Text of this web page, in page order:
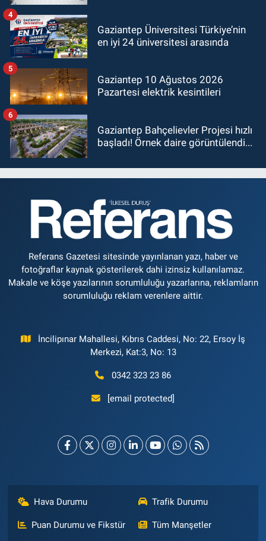
Gaziantep Üniversitesi Türkiye’nin
en iyi 24 üniversitesi arasında
4
Gaziantep 10 Ağustos 2026
Pazartesi elektrik kesintileri
5
Gaziantep Bahçelievler Projesi hızlı
başladı! Örnek daire görüntülendi...
6
Referans Gazetesi sitesinde yayınlanan yazı, haber ve
fotoğraflar kaynak gösterilerek dahi izinsiz kullanılamaz.
Makale ve köşe yazılarının sorumluluğu yazarlarına, reklamların
sorumluluğu reklam verenlere aittir.
İncilipınar Mahallesi, Kıbrıs Caddesi, No: 22, Ersoy İş
Merkezi, Kat:3, No: 13
0342 323 23 86
[email protected]
Hava Durumu Trafik Durumu
Puan Durumu ve Fikstür Tüm Manşetler